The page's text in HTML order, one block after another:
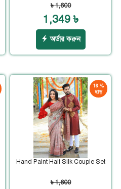
৳ 1,600
1,349 ৳
অর্ডার করুন
16 %
ছাড়
Hand Paint Half Silk Couple Set
৳ 1,600